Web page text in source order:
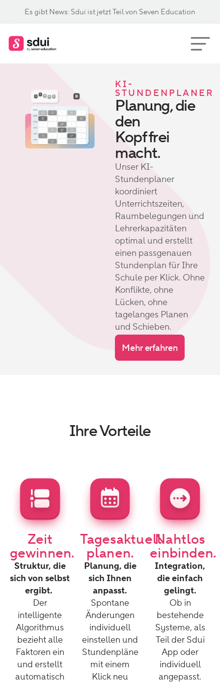
Es gibt News: Sdui ist jetzt Teil von Seven Education
KI-
STUNDENPLANER
Planung, die
den
Kopf frei
macht.
Unser KI-
Stundenplaner
koordiniert
Unterrichtszeiten,
Raumbelegungen und
Lehrerkapazitäten
optimal und erstellt
einen passgenauen
Stundenplan für Ihre
Schule per Klick. Ohne
Konflikte, ohne
Lücken, ohne
tagelanges Planen
und Schieben.
Mehr erfahren
Ihre Vorteile
Zeit
gewinnen.
Struktur, die
sich von selbst
ergibt.
Der
intelligente
Algorithmus
bezieht alle
Faktoren ein
und erstellt
automatisch
Tagesaktuell
planen.
Planung, die
sich Ihnen
anpasst.
Spontane
Änderungen
individuell
einstellen und
Stundenpläne
mit einem
Klick neu
Nahtlos
einbinden.
Integration,
die einfach
gelingt.
Ob in
bestehende
Systeme, als
Teil der Sdui
App oder
individuell
angepasst.